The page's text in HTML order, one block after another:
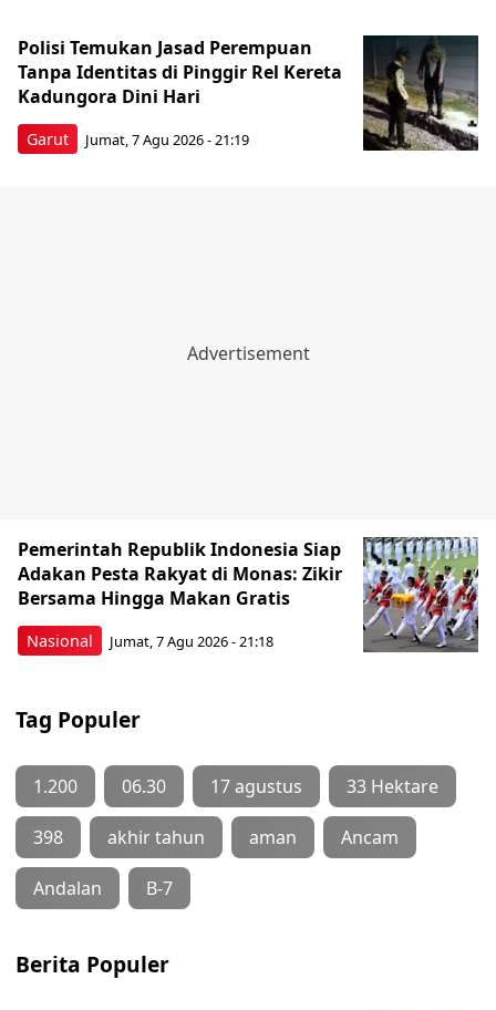
Garut
Polisi Temukan Jasad Perempuan
Tanpa Identitas di Pinggir Rel Kereta
Kadungora Dini Hari
Jumat, 7 Agu 2026 - 21:19
Nasional
Pemerintah Republik Indonesia Siap
Adakan Pesta Rakyat di Monas: Zikir
Bersama Hingga Makan Gratis
Jumat, 7 Agu 2026 - 21:18
Tag Populer
1.200 06.30 17 agustus 33 Hektare
398 akhir tahun aman Ancam
Andalan B-7
Berita Populer